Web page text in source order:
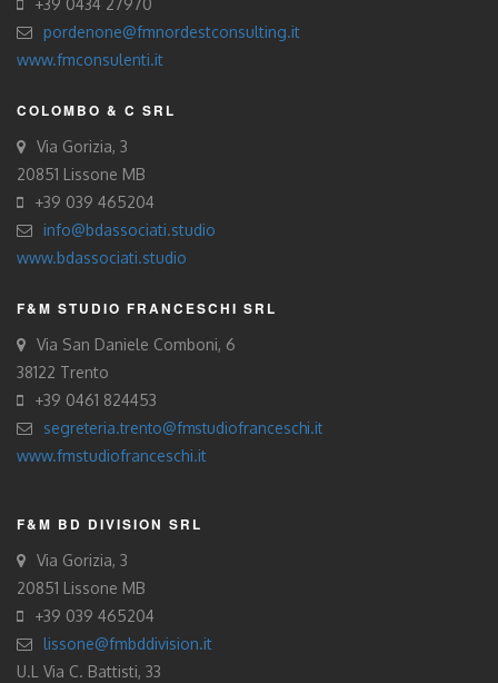
pordenone@fmnordestconsulting.it
www.fmconsulenti.it
COLOMBO & C SRL
Via Gorizia, 3
20851 Lissone MB
+39 039 465204
info@bdassociati.studio
www.bdassociati.studio
F&M STUDIO FRANCESCHI SRL
Via San Daniele Comboni, 6
38122 Trento
+39 0461 824453
segreteria.trento@fmstudiofranceschi.it
www.fmstudiofranceschi.it
F&M BD DIVISION SRL
Via Gorizia, 3
20851 Lissone MB
+39 039 465204
lissone@fmbddivision.it
U.L Via C. Battisti, 33